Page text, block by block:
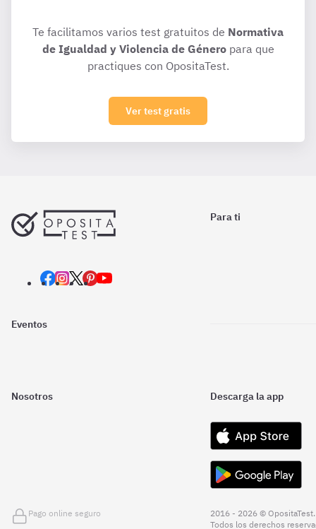
Te facilitamos varios test gratuitos de Normativa
de Igualdad y Violencia de Géneropara que
practiques con OpositaTest.
Ver test gratis
Para ti
Eventos
Nosotros Descarga la app
Pago online seguro
2016 - 2026 © OpositaTest.
Todos los derechos